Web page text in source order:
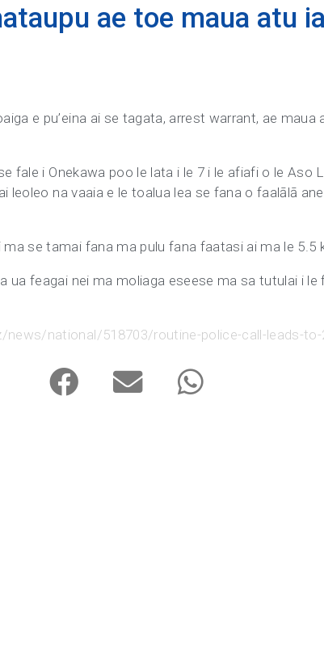
ae toe maua atu
e pu’eina ai se tagata, arrest warrant, ae
fale i Onekawa poo le lata i le 7 i le afiafi o le Aso
leoleo na vaaia e le toalua lea se fana o faalālā
se tamai fana ma pulu fana faatasi ai ma le 5.5
ua feagai nei ma moliaga eseese ma sa tutulai i
national/518703/routine-police-call-leads-